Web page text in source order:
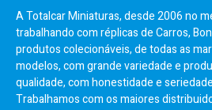
A Totalcar Miniaturas, desde 2006 no
trabalhando com réplicas de Carros,
produtos colecionáveis, de todas as
modelos, com grande variedade e
qualidade, com honestidade e
Trabalhamos com os maiores